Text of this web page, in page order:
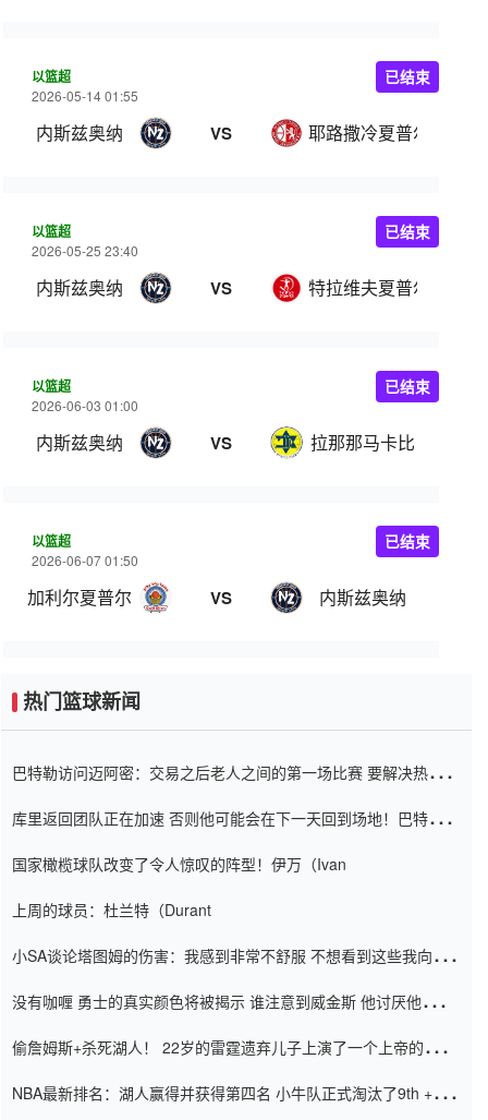
以篮超
2026-05-14 01:55
内斯兹奥纳 VS 耶路撒冷夏普尔
已结束
以篮超
2026-05-25 23:40
内斯兹奥纳 VS 特拉维夫夏普尔
已结束
以篮超
2026-06-03 01:00
内斯兹奥纳 VS 拉那那马卡比
已结束
以篮超
2026-06-07 01:50
加利尔夏普尔 VS 内斯兹奥纳
已结束
热门篮球新闻
巴特勒访问迈阿密：交易之后老人之间的第一场比赛 要解决热情的
库里返回团队正在加速 否则他可能会在下一天回到场地！巴特勒迈
国家橄榄球队改变了令人惊叹的阵型！伊万（Ivan
上周的球员：杜兰特（Durant
小SA谈论塔图姆的伤害：我感到非常不舒服 不想看到这些我向他
没有咖喱 勇士的真实颜色将被揭示 谁注意到威金斯 他讨厌他的老
偷詹姆斯+杀死湖人！ 22岁的雷霆遗弃儿子上演了一个上帝的剧
NBA最新排名：湖人赢得并获得第四名 小牛队正式淘汰了9th + 76